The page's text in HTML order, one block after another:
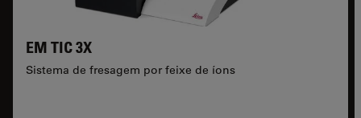
EM TIC 3X
Sistema de fresagem por feixe de íons